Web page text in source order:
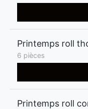
Printemps roll
6 pièces
Printemps roll